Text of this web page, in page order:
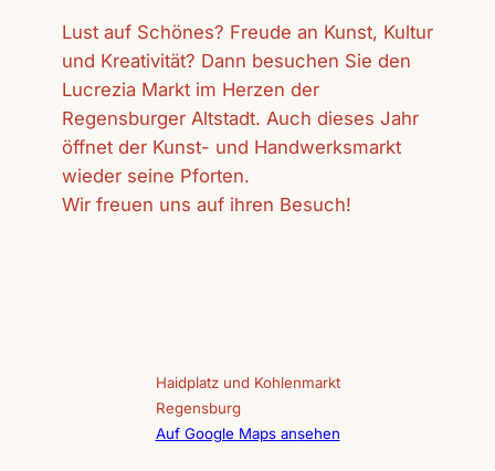
Lust auf Schönes? Freude an Kunst, Kultur
und Kreativität? Dann besuchen Sie den
Lucrezia Markt im Herzen der
Regensburger Altstadt. Auch dieses Jahr
öffnet der Kunst- und Handwerksmarkt
wieder seine Pforten.
Wir freuen uns auf ihren Besuch!
Haidplatz und Kohlenmarkt
Regensburg
Auf Google Maps ansehen